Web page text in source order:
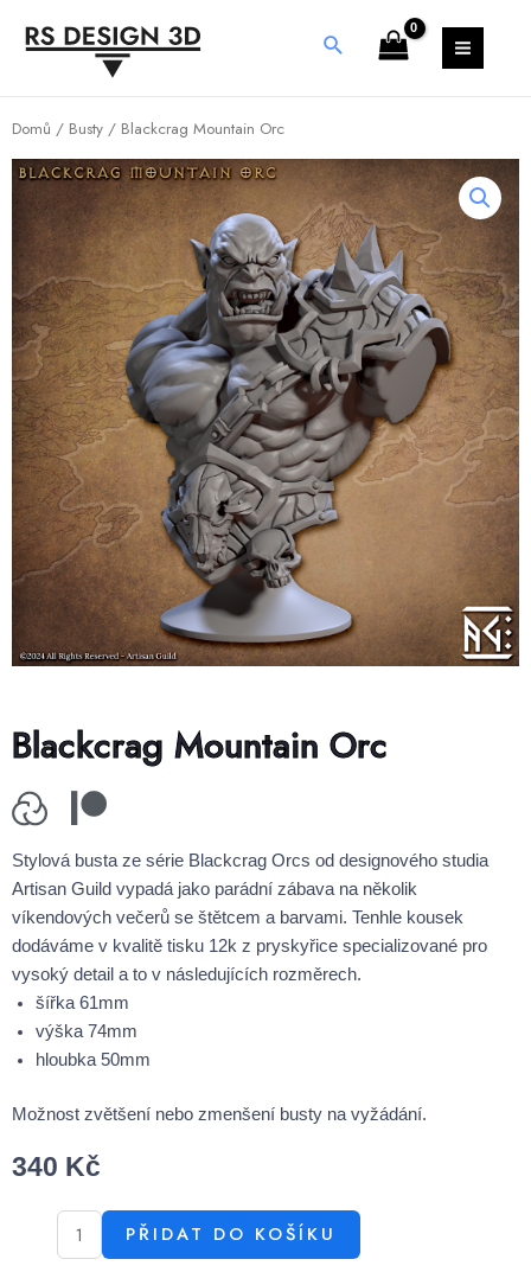
Domů / Busty / Blackcrag Mountain Orc
Blackcrag Mountain Orc
Stylová busta ze série Blackcrag Orcs od designového studia
Artisan Guild vypadá jako parádní zábava na několik
víkendových večerů se štětcem a barvami. Tenhle kousek
dodáváme v kvalitě tisku 12k z pryskyřice specializované pro
vysoký detail a to v následujících rozměrech.
šířka 61mm
výška 74mm
hloubka 50mm
Možnost zvětšení nebo zmenšení busty na vyžádání.
340 Kč
PŘIDAT DO KOŠÍKU